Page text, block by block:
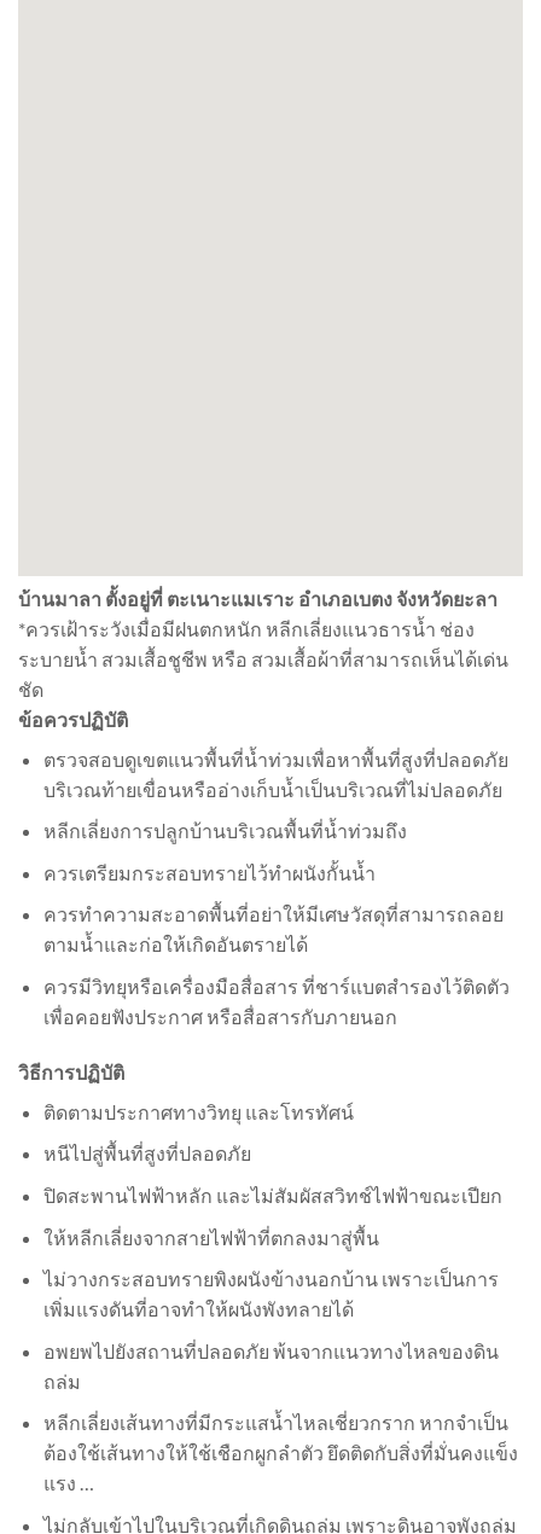
บ้านมาลา ตั้งอยู่ที่ ตะเนาะแมเราะ อำเภอเบตง จังหวัดยะลา
*ควรเฝ้าระวังเมื่อมีฝนตกหนัก หลีกเลี่ยงแนวธารน้ำ ช่อง
ระบายน้ำ สวมเสื้อชูชีพ หรือ สวมเสื้อผ้าที่สามารถเห็นได้เด่น
ชัด
ข้อควรปฏิบัติ
ตรวจสอบดูเขตแนวพื้นที่น้ำท่วมเพื่อหาพื้นที่สูงที่ปลอดภัย
บริเวณท้ายเขื่อนหรืออ่างเก็บน้ำเป็นบริเวณที่ไม่ปลอดภัย
หลีกเลี่ยงการปลูกบ้านบริเวณพื้นที่น้ำท่วมถึง
ควรเตรียมกระสอบทรายไว้ทำผนังกั้นน้ำ
ควรทำความสะอาดพื้นที่อย่าให้มีเศษวัสดุที่สามารถลอย
ตามน้ำและก่อให้เกิดอันตรายได้
ควรมีวิทยุหรือเครื่องมือสื่อสาร ที่ชาร์แบตสำรองไว้ติดตัว
เพื่อคอยฟังประกาศ หรือสื่อสารกับภายนอก
วิธีการปฏิบัติ
ติดตามประกาศทางวิทยุ และโทรทัศน์
หนีไปสู่พื้นที่สูงที่ปลอดภัย
ปิดสะพานไฟฟ้าหลัก และไม่สัมผัสสวิทช์ไฟฟ้าขณะเปียก
ให้หลีกเลี่ยงจากสายไฟฟ้าที่ตกลงมาสู่พื้น
ไม่วางกระสอบทรายพิงผนังข้างนอกบ้าน เพราะเป็นการ
เพิ่มแรงดันที่อาจทำให้ผนังพังทลายได้
อพยพไปยังสถานที่ปลอดภัย พ้นจากแนวทางไหลของดิน
ถล่ม
หลีกเลี่ยงเส้นทางที่มีกระแสน้ำไหลเชี่ยวกราก หากจำเป็น
ต้องใช้เส้นทางให้ใช้เชือกผูกลำตัว ยึดติดกับสิ่งที่มั่นคงแข็ง
แรง …
ไม่กลับเข้าไปในบริเวณที่เกิดดินถล่ม เพราะดินอาจพังถล่ม